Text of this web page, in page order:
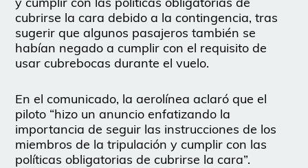
cubrirse la cara debido a la contingencia, tras
sugerir que algunos pasajeros también se
habían negado a cumplir con el requisito de
usar cubrebocas durante el vuelo.
En el comunicado, la aerolínea aclaró que el
piloto “hizo un anuncio enfatizando la
importancia de seguir las instrucciones de los
miembros de la tripulación y cumplir con las
políticas obligatorias de cubrirse la cara”.